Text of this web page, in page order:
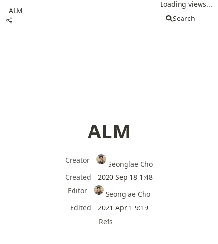
ALM
Loading views...
Search
ALM
Creator
Seonglae Cho
Created
2020 Sep 18 1:48
Editor
Seonglae Cho
Edited
2021 Apr 1 9:19
Refs